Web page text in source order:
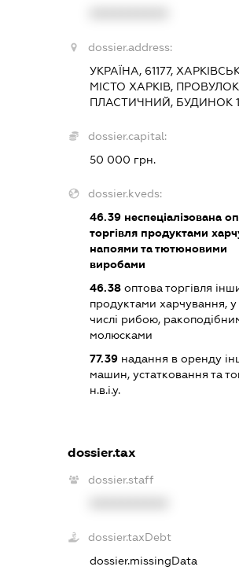
dossier.address:
УКРАЇНА, 61177,
МІСТО ХАРКІВ, ПРОВУЛОК
ПЛАСТИЧНИЙ, БУДИНОК
dossier.capital:
50 000 грн.
dossier.kveds:
46.39неспеціалізована
торгівля продуктами
напоями та тютюновими
виробами
46.38оптова торгівля
продуктами харчування, у
числі рибою,
молюсками
77.39надання в оренду
машин, устатковання та
н.в.і.у.
dossier.tax
dossier.staff
dossier.taxDebt
dossier.missingData